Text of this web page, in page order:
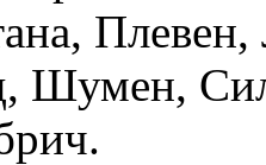
Плевен,
Шумен,